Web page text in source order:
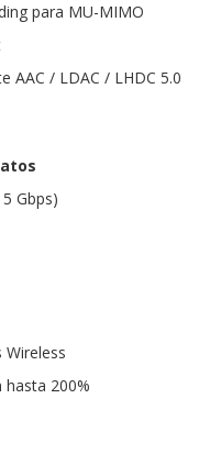
para MU-MIMO
AAC / LDAC / LHDC 5.0
Gbps)
Wireless
200%